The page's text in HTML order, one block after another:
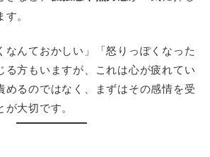
。
なんておかしい」「怒りっぽくなった
る方もいますが、これは心が疲れてい
めるのではなく、まずはその感情を受
大切です。